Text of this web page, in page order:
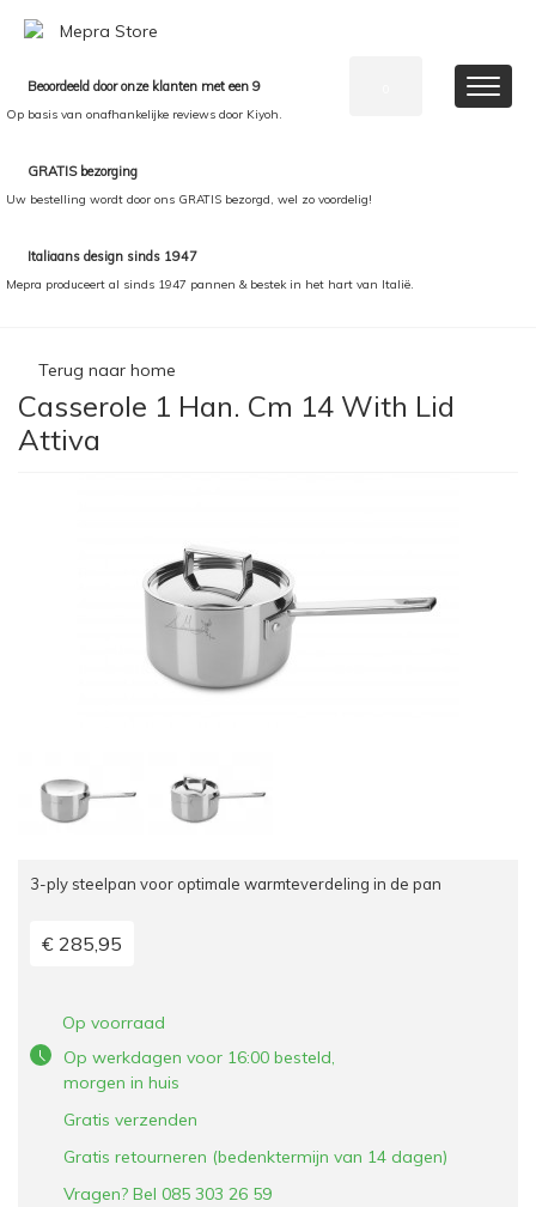
Beoordeeld door onze klanten met een 9
Op basis van onafhankelijke reviews door Kiyoh.
GRATIS bezorging
Uw bestelling wordt door ons GRATIS bezorgd, wel zo voordelig!
Italiaans design sinds 1947
Mepra produceert al sinds 1947 pannen & bestek in het hart van Italië.
Terug naar home
Casserole 1 Han. Cm 14 With Lid
Attiva
3-ply steelpan voor optimale warmteverdeling in de pan
€ 285,95
Op voorraad
Op werkdagen voor 16:00 besteld,
morgen in huis
Gratis verzenden
Gratis retourneren (bedenktermijn van 14 dagen)
Vragen? Bel 085 303 26 59